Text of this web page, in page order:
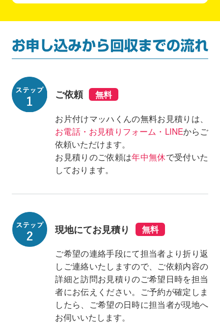
ご依頼
お片付けマッハくんの無料お見積りは、
お電話・お見積りフォーム・LINEからご
依頼いただけます。
お見積りのご依頼は年中無休で受付いた
しております。
現地にてお見積り
ご希望の連絡手段にて担当者より折り返
しご連絡いたしますので、ご依頼内容の
詳細と訪問お見積りのご希望日時を担当
者にお伝えください。ご予約が確定しま
したら、ご希望の日時に担当者が現地へ
お伺いいたします。